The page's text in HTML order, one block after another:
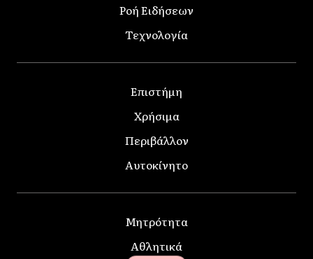
Ροή Ειδήσεων
Τεχνολογία
Επιστήμη
Χρήσιμα
Περιβάλλον
Αυτοκίνητο
Μητρότητα
Αθλητικά